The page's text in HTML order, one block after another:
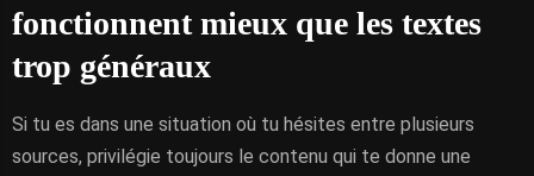
fonctionnent mieux que les textes
trop généraux
Si tu es dans une situation où tu hésites entre plusieurs
sources, privilégie toujours le contenu qui te donne une